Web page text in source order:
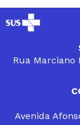
Rua Marciano
Avenida